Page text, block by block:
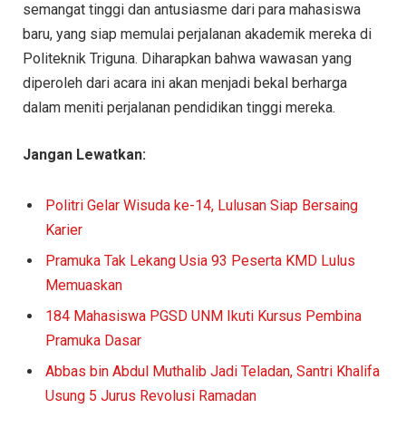
semangat tinggi dan antusiasme dari para mahasiswa
baru, yang siap memulai perjalanan akademik mereka di
Politeknik Triguna. Diharapkan bahwa wawasan yang
diperoleh dari acara ini akan menjadi bekal berharga
dalam meniti perjalanan pendidikan tinggi mereka.
Jangan Lewatkan:
Politri Gelar Wisuda ke-14, Lulusan Siap Bersaing
Karier
Pramuka Tak Lekang Usia 93 Peserta KMD Lulus
Memuaskan
184 Mahasiswa PGSD UNM Ikuti Kursus Pembina
Pramuka Dasar
Abbas bin Abdul Muthalib Jadi Teladan, Santri Khalifa
Usung 5 Jurus Revolusi Ramadan